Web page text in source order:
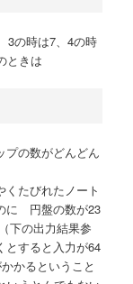
3の時は7、4の時
ときは
プの数がどんどん
たびれたノート
に 円盤の数が23
下の出力結果参
とすると入力が64
かるということ